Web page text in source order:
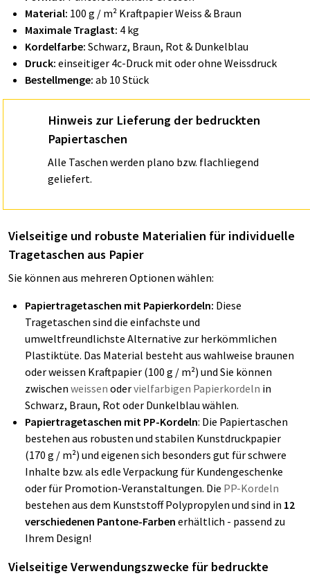
Material: 100 g / m² Kraftpapier Weiss & Braun
Maximale Traglast: 4 kg
Kordelfarbe: Schwarz, Braun, Rot & Dunkelblau
Druck: einseitiger 4c-Druck mit oder ohne Weissdruck
Bestellmenge: ab 10 Stück
Hinweis zur Lieferung der bedruckten
Papiertaschen
Alle Taschen werden plano bzw. flachliegend
geliefert.
Vielseitige und robuste Materialien für individuelle
Tragetaschen aus Papier
Sie können aus mehreren Optionen wählen:
Papiertragetaschen mit Papierkordeln: Diese
Tragetaschen sind die einfachste und
umweltfreundlichste Alternative zur herkömmlichen
Plastiktüte. Das Material besteht aus wahlweise braunen
oder weissen Kraftpapier (100 g / m²) und Sie können
zwischen weissen odervielfarbigen Papierkordeln in
Schwarz, Braun, Rot oder Dunkelblau wählen.
Papiertragetaschen mit PP-Kordeln: Die Papiertaschen
bestehen aus robusten und stabilen Kunstdruckpapier
(170 g / m²) und eigenen sich besonders gut für schwere
Inhalte bzw. als edle Verpackung für Kundengeschenke
oder für Promotion-Veranstaltungen. Die PP-Kordeln
bestehen aus dem Kunststoff Polypropylen und sind in 12
verschiedenen Pantone-Farben erhältlich - passend zu
Ihrem Design!
Vielseitige Verwendungszwecke für bedruckte